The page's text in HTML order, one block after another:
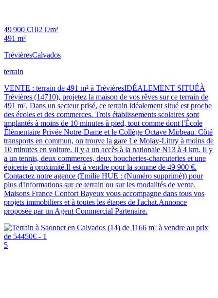
49 900 €102 €/m²
491 m²
TrévièresCalvados
terrain
VENTE : terrain de 491 m² à TrévièresIDÉALEMENT SITUÉÀ
Trévières (14710), projetez la maison de vos rêves sur ce terrain de
491 m². Dans un secteur prisé, ce terrain idéalement situé est proche
des écoles et des commerces. Trois établissements scolaires sont
implantés à moins de 10 minutes à pied, tout comme dont l'École
Élémentaire Privée Notre-Dame et le Collège Octave Mirbeau. Côté
transports en commun, on trouve la gare Le Molay-Littry à moins de
10 minutes en voiture. Il y a un accès à la nationale N13 à 4 km. Il y
a un tennis, deux commerces, deux boucheries-charcuteries et une
épicerie à proximité.Il est à vendre pour la somme de 49 900 €.
Contactez notre agence (Emilie HUE : (Numéro supprimé)) pour
plus d'informations sur ce terrain ou sur les modalités de vente.
Maisons France Confort Bayeux vous accompagne dans tous vos
projets immobiliers et à toutes les étapes de l'achat.Annonce
proposée par un Agent Commercial Partenaire.
5